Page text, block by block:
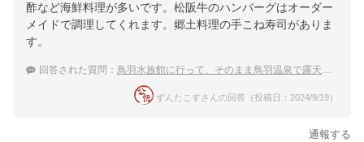
酢など海鮮料理が多いです。松阪牛のハンバーグはオーダー
メイドで調理してくれます。郷土料理の手こね寿司がありま
す。
回答された質問： 鳥羽水族館に行って、そのまま鳥羽温泉で露天風呂のある温泉宿に泊まりたいです
ずんたこすさんの回答（投稿日：2024/9/19）
通報する